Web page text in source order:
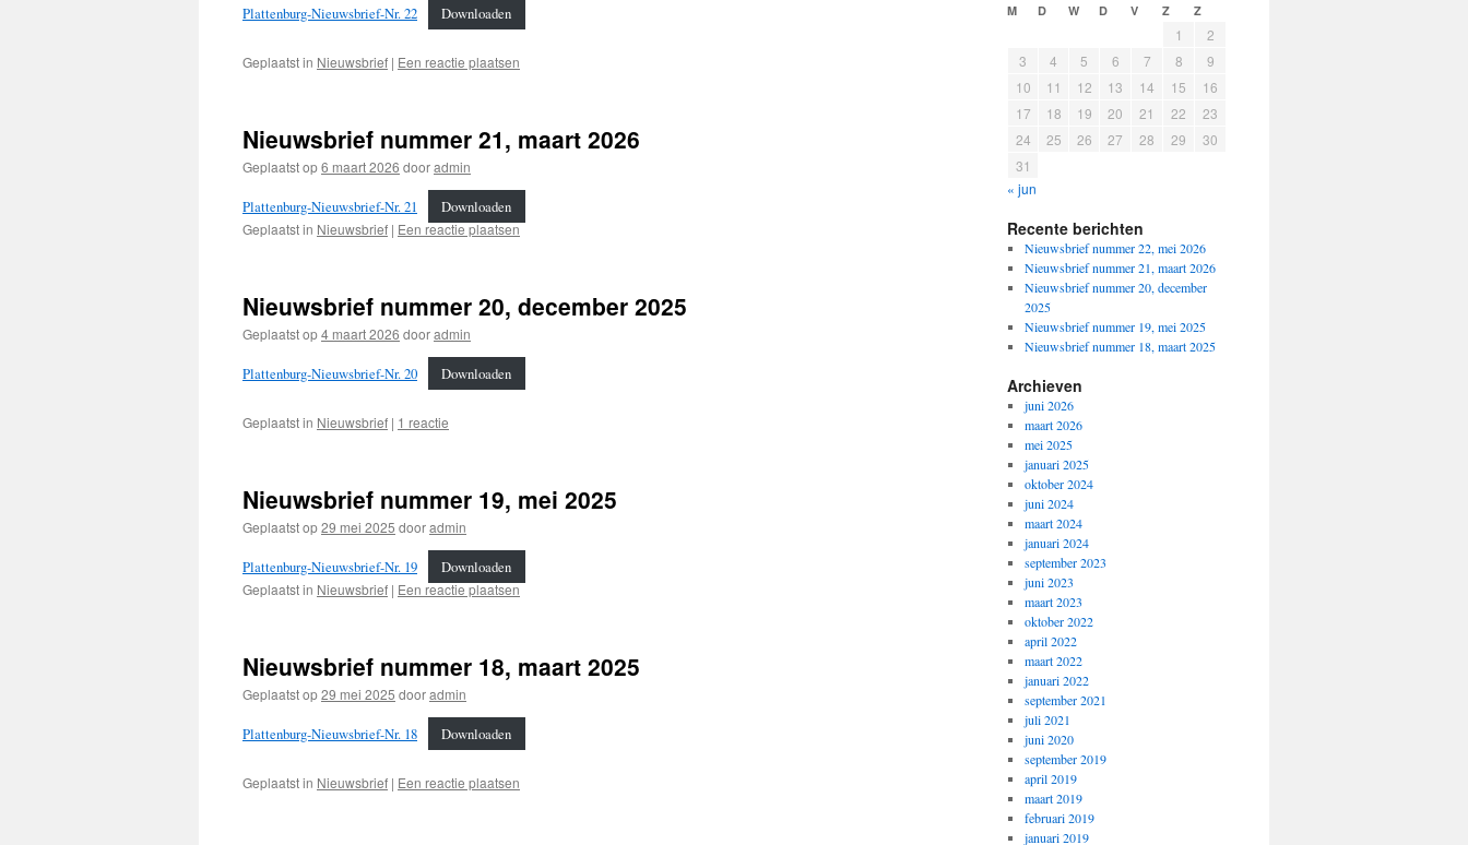
Plattenburg-Nieuwsbrief-Nr. 22 Downloaden
Geplaatst in Nieuwsbrief | Een reactie plaatsen
Nieuwsbrief nummer 21, maart 2026
Geplaatst op6 maart 2026 dooradmin
Plattenburg-Nieuwsbrief-Nr. 21 Downloaden
Geplaatst in Nieuwsbrief | Een reactie plaatsen
Nieuwsbrief nummer 20, december 2025
Geplaatst op4 maart 2026 dooradmin
Plattenburg-Nieuwsbrief-Nr. 20 Downloaden
Geplaatst in Nieuwsbrief | 1 reactie
Nieuwsbrief nummer 19, mei 2025
Geplaatst op29 mei 2025 dooradmin
Plattenburg-Nieuwsbrief-Nr. 19 Downloaden
Geplaatst in Nieuwsbrief | Een reactie plaatsen
Nieuwsbrief nummer 18, maart 2025
Geplaatst op29 mei 2025 dooradmin
Plattenburg-Nieuwsbrief-Nr. 18 Downloaden
Geplaatst in Nieuwsbrief | Een reactie plaatsen
M D W D V Z Z
1
2
3
4 5 6 7 8
9
10
11 12 13 14 15
16
17
18 19 20 21 22
23
24
25 26 27 28 29
30
31
« jun
Recente berichten
Nieuwsbrief nummer 22, mei 2026
Nieuwsbrief nummer 21, maart 2026
Nieuwsbrief nummer 20, december
2025
Nieuwsbrief nummer 19, mei 2025
Nieuwsbrief nummer 18, maart 2025
Archieven
juni 2026
maart 2026
mei 2025
januari 2025
oktober 2024
juni 2024
maart 2024
januari 2024
september 2023
juni 2023
maart 2023
oktober 2022
april 2022
maart 2022
januari 2022
september 2021
juli 2021
juni 2020
september 2019
april 2019
maart 2019
februari 2019
januari 2019